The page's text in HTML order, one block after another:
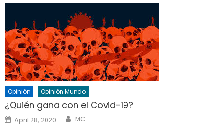
Opinión Opinión Mundo
¿Quién gana con el Covid-19?
Posted
on
April 28, 2020 Author
MC